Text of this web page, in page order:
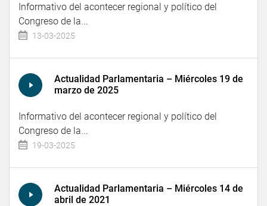
Informativo del acontecer regional y político del
Congreso de la...
13-03-2025
Actualidad Parlamentaria – Miércoles 19 de
marzo de 2025
Informativo del acontecer regional y político del
Congreso de la...
19-03-2025
Actualidad Parlamentaria – Miércoles 14 de
abril de 2021